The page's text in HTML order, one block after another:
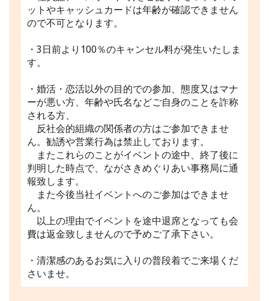
ットやキャッシュカードは年齢が確認できません
ので不可となります。
・3日前より100％のキャンセル料が発生いたしま
す。
・婚活・恋活以外の目的での参加、態度又はマナ
ーが悪い方、年齢や氏名などご自身のことを詐称
される方、
反社会的組織の関係者の方はご参加できませ
ん。勧誘や営業行為は禁止しております。
またこれらのことがイベントの途中、終了後に
判明した時点で、ながさきめぐりあい事務局に通
報致します。
また今後当社イベントへのご参加はできませ
ん。
以上の理由でイベントを途中退席となっても会
費は返金致しませんので予めご了承下さい。
・清潔感のあるお気に入りの普段着でご来場くだ
さいませ。